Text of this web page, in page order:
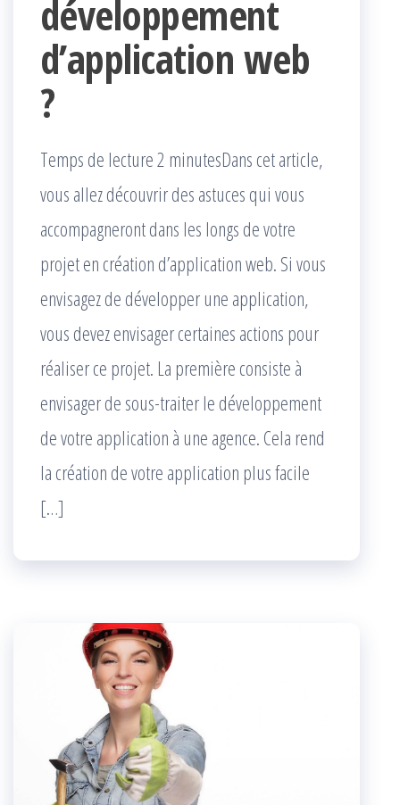
développement
d’application web
?
Temps de lecture 2 minutesDans cet article,
vous allez découvrir des astuces qui vous
accompagneront dans les longs de votre
projet en création d’application web. Si vous
envisagez de développer une application,
vous devez envisager certaines actions pour
réaliser ce projet. La première consiste à
envisager de sous-traiter le développement
de votre application à une agence. Cela rend
la création de votre application plus facile
[…]